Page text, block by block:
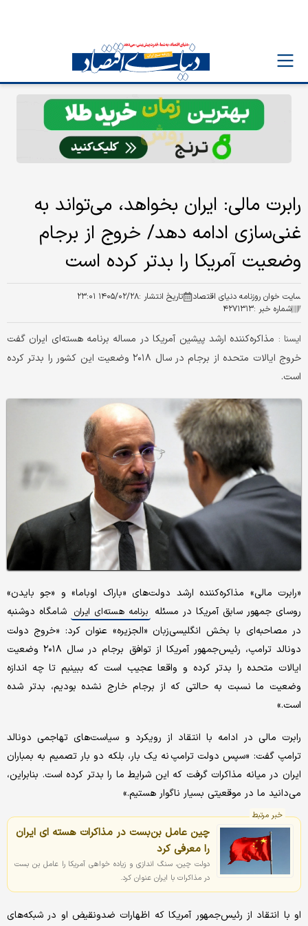
رابرت مالی: ایران بخواهد، می‌تواند به
غنی‌سازی ادامه دهد/ خروج از برجام
وضعیت آمریکا را بدتر کرده است
سایت خوان روزنامه دنیای اقتصاد تاریخ انتشار :۱۴۰۵/۰۲/۲۸ ۲۳:۰۱
شماره خبر :۴۲۷۱۳۱۳
ايسنا : مذاکره‌کننده ارشد پیشین آمریکا در مساله برنامه هسته‌ای ایران گفت
خروج ایالات متحده از برجام در سال ۲۰۱۸ وضعیت این کشور را بدتر کرده
است.
«رابرت مالی» مذاکره‌کننده ارشد دولت‌های «باراک اوباما» و «جو بایدن»
روسای جمهور سابق آمریکا در مسئله برنامه هسته‌ای ایران شامگاه دوشنبه
در مصاحبه‌ای با بخش انگلیسی‌زبان «الجزیره» عنوان کرد: «خروج دولت
دونالد ترامپ، رئیس‌جمهور آمریکا از توافق برجام در سال ۲۰۱۸ وضعیت
ایالات متحده را بدتر کرده و واقعا عجیب است که ببینیم تا چه اندازه
وضعیت ما نسبت به حالتی که از برجام خارج نشده بودیم، بدتر شده
است.»
رابرت مالی در ادامه با انتقاد از رویکرد و سیاست‌های تهاجمی دونالد
ترامپ گفت: «سپس دولت ترامپ نه یک بار، بلکه دو بار تصمیم به بمباران
ایران در میانه مذاکرات گرفت که این شرایط ما را بدتر کرده است. بنابراین،
می‌دانید ما در موقعیتی بسیار ناگوار هستیم.»
خبر مرتبط
چین عامل بن‌بست در مذاکرات هسته ای ایران
را معرفی کرد
دولت چین، سنگ اندازی و زیاده خواهی آمریکا را عامل بن بست
در مذاکرات با ایران عنوان کرد.
او با انتقاد از رئیس‌جمهور آمریکا که اظهارات ضدونقیض او در شبکه‌های